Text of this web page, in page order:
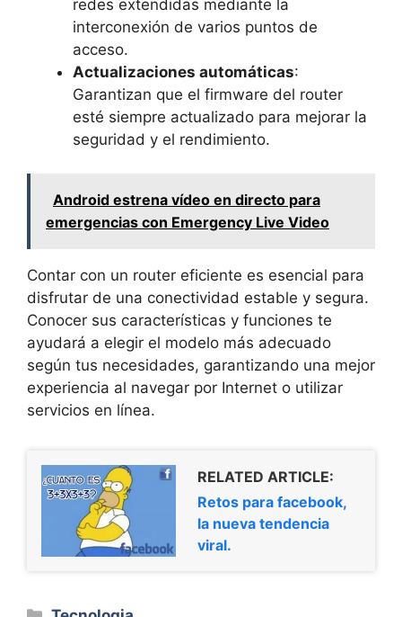
redes extendidas mediante la
interconexión de varios puntos de
acceso.
Actualizaciones automáticas:
Garantizan que el firmware del router
esté siempre actualizado para mejorar la
seguridad y el rendimiento.
Android estrena vídeo en directo para
emergencias con Emergency Live Video
Contar con un router eficiente es esencial para
disfrutar de una conectividad estable y segura.
Conocer sus características y funciones te
ayudará a elegir el modelo más adecuado
según tus necesidades, garantizando una mejor
experiencia al navegar por Internet o utilizar
servicios en línea.
RELATED ARTICLE:
Retos para facebook,
la nueva tendencia
viral.
Categorías